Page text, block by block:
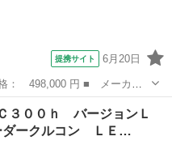
提携サイト 6月20日
レード名： ＣＴ２００
ＴＶ クリアランスソナ
３００ｈ バージョンＬ
ダークルコン ＬＥ…